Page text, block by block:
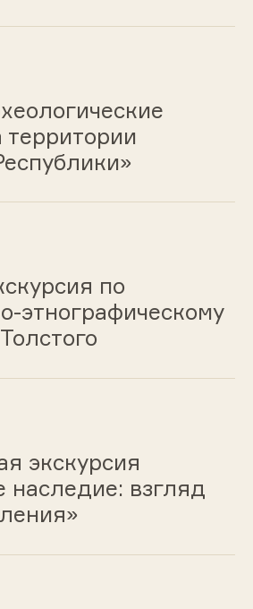
территории
по
этнографическому
экскурсия
наследие: взгляд